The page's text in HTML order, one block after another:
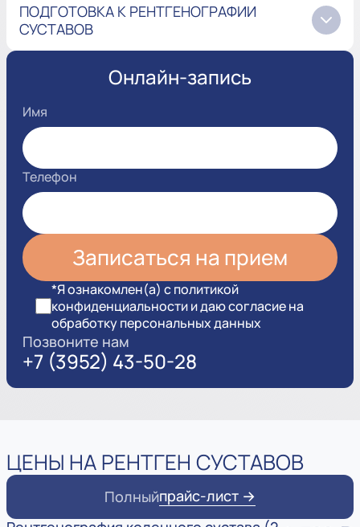
ПОДГОТОВКА К РЕНТГЕНОГРАФИИ
СУСТАВОВ
Онлайн-запись
Имя
Телефон
*Я ознакомлен(а) с политикой
конфиденциальности и даю согласие на
обработку персональных данных
Позвоните нам
+7 (3952) 43-50-28
ЦЕНЫ НА РЕНТГЕН СУСТАВОВ
Полныйпрайс-лист →